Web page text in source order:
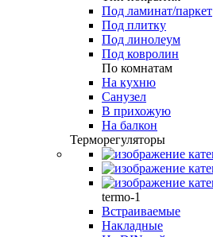
Под ламинат/паркет
Под плитку
Под линолеум
Под ковролин
По комнатам
На кухню
Санузел
В прихожую
На балкон
Терморегуляторы
termo-1
Встраиваемые
Накладные